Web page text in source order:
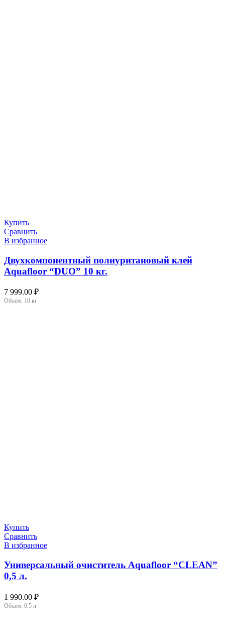
Купить
Сравнить
В избранное
Двухкомпонентный полиуритановый клей
Aquafloor “DUO” 10 кг.
7 999.00 ₽
Объем: 10 кг
Купить
Сравнить
В избранное
Универсальный очиститель Aquafloor “CLEAN”
0,5 л.
1 990.00 ₽
Объем: 0.5 л